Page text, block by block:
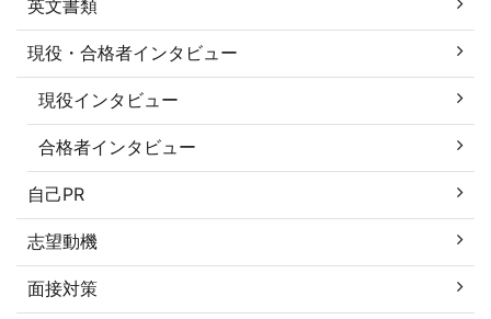
英文書類
現役・合格者インタビュー
現役インタビュー
合格者インタビュー
自己PR
志望動機
面接対策